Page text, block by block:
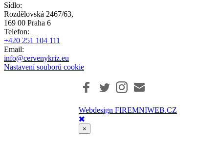
Sídlo:
Rozdělovská 2467/63,
169 00 Praha 6
Telefon:
+420 251 104 111
Email:
info@cervenykriz.eu
Nastavení souborů cookie
Webdesign FIREMNIWEB.CZ
×